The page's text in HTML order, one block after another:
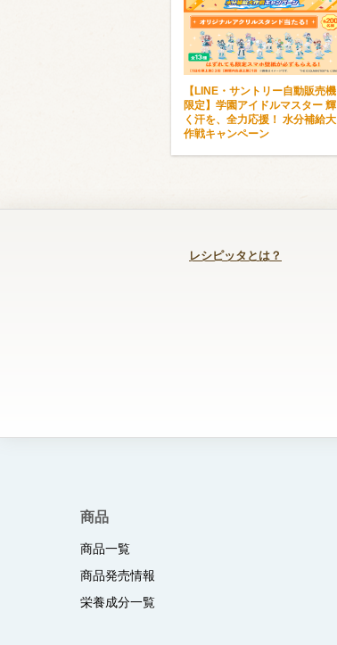
【LINE・サントリー自動販売機
限定】学園アイドルマスター 輝
く汗を、全力応援！ 水分補給大
作戦キャンペーン
レシピッタとは？
商品
商品一覧
商品発売情報
栄養成分一覧